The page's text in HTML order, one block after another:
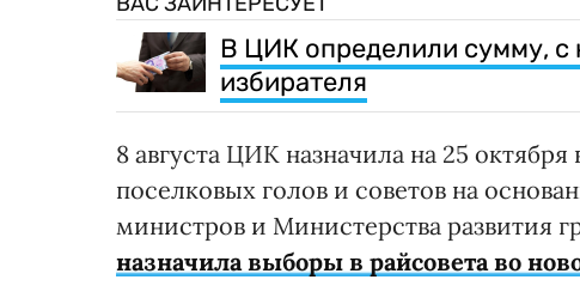
В ЦИК определили сумму, с
избирателя
8 августа ЦИК назначила на 25
поселковых голов и советов на
министров и Министерства развития
назначила выборы в райсовета во